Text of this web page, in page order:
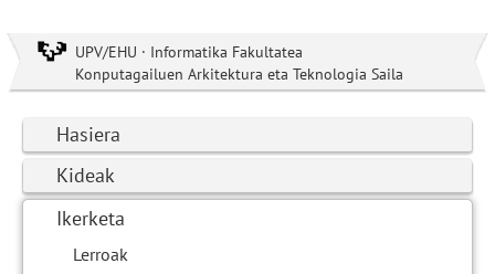
UPV/EHU · Informatika Fakultatea
Konputagailuen Arkitektura eta Teknologia Saila
Hasiera
Kideak
Ikerketa
Lerroak